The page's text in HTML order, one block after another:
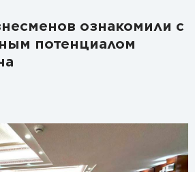
ознакомили с
потенциалом